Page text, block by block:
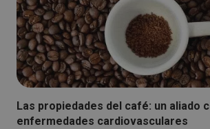
Las propiedades del café: un aliado
enfermedades cardiovasculares